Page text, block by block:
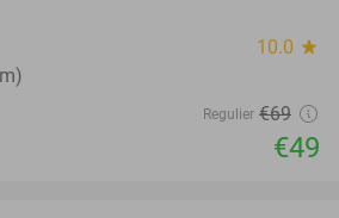
10.0 star
Regulier €69
€49